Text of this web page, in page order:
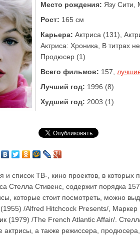
Место рождения: Язу Сити,
Рост: 165 см
Карьера: Актриса (131),
Актриса: Хроника, В титрах
Продюсер (1)
Всего фильмов: 157,
Лучший год: 1996 (8)
Худший год: 2003 (1)
список ТВ-, кино проектов, в которых
Стелла Стивенс, содержит порядка
которые стоит посмотреть, можно
(1955) /Alfred Hitchcock Presents/,
(1979) /The French Atlantic Affair/.
актрисы, а также режиссера,